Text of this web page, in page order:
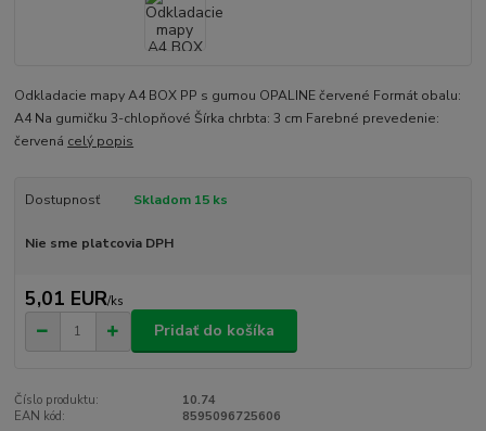
Odkladacie mapy A4 BOX PP s gumou OPALINE červené Formát obalu:
A4 Na gumičku 3-chlopňové Šírka chrbta: 3 cm Farebné prevedenie:
červená celý popis
Dostupnosť Skladom 15 ks
Nie sme platcovia DPH
5,01 EUR/ks
Pridať do košíka
Číslo produktu:
10.74
EAN kód:
8595096725606